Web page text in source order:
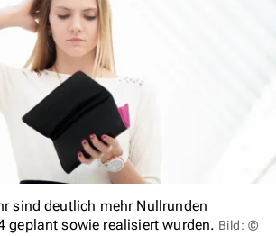
sind deutlich mehr Nullrunden
geplant sowie realisiert wurden. Bild: ©